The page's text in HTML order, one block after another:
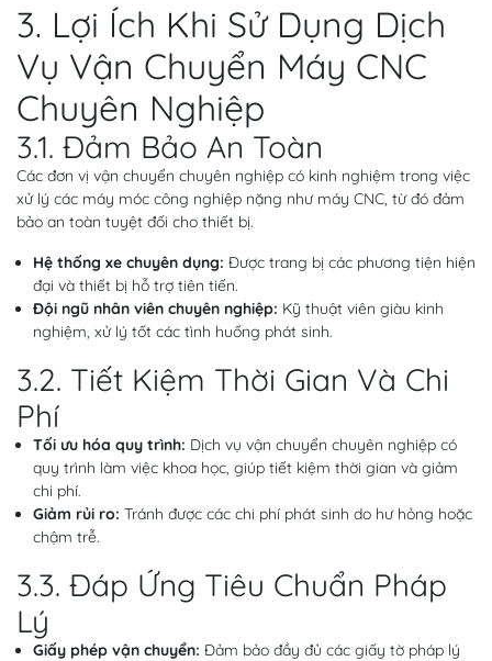
3. Lợi Ích Khi Sử Dụng Dịch
Vụ Vận Chuyển Máy CNC
Chuyên Nghiệp
3.1. Đảm Bảo An Toàn
Các đơn vị vận chuyển chuyên nghiệp có kinh nghiệm trong việc
xử lý các máy móc công nghiệp nặng như máy CNC, từ đó đảm
bảo an toàn tuyệt đối cho thiết bị.
Hệ thống xe chuyên dụng: Được trang bị các phương tiện hiện
đại và thiết bị hỗ trợ tiên tiến.
Đội ngũ nhân viên chuyên nghiệp: Kỹ thuật viên giàu kinh
nghiệm, xử lý tốt các tình huống phát sinh.
3.2. Tiết Kiệm Thời Gian Và Chi
Phí
Tối ưu hóa quy trình: Dịch vụ vận chuyển chuyên nghiệp có
quy trình làm việc khoa học, giúp tiết kiệm thời gian và giảm
chi phí.
Giảm rủi ro: Tránh được các chi phí phát sinh do hư hỏng hoặc
chậm trễ.
3.3. Đáp Ứng Tiêu Chuẩn Pháp
Lý
Giấy phép vận chuyển: Đảm bảo đầy đủ các giấy tờ pháp lý